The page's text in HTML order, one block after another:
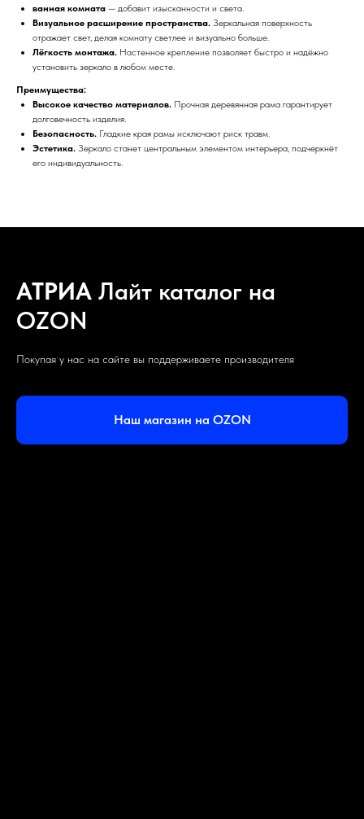
ванная комната — добавит изысканности и света.
Визуальное расширение пространства. Зеркальная поверхность
отражает свет, делая комнату светлее и визуально больше.
Лёгкость монтажа. Настенное крепление позволяет быстро и надёжно
установить зеркало в любом месте.
Преимущества:
Высокое качество материалов. Прочная деревянная рама гарантирует
долговечность изделия.
Безопасность. Гладкие края рамы исключают риск травм.
Эстетика. Зеркало станет центральным элементом интерьера, подчеркнёт
его индивидуальность.
АТРИА Лайт каталог на
OZON
Покупая у нас на сайте вы поддерживаете производителя
Наш магазин на OZON